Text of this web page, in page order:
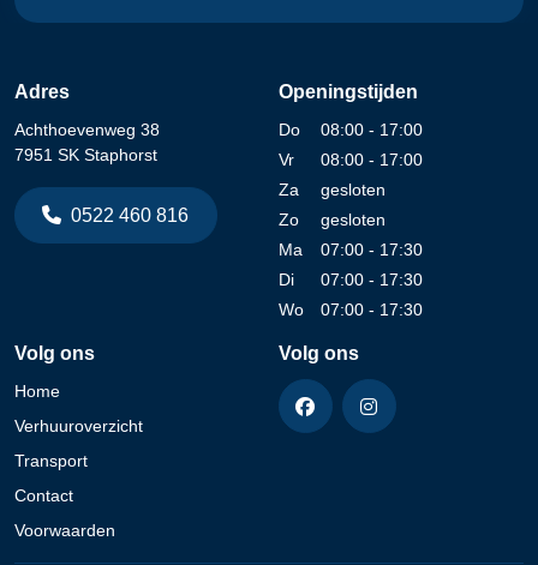
Adres
Achthoevenweg 38
7951 SK Staphorst
0522 460 816
Openingstijden
Do
08:00 - 17:00
Vr
08:00 - 17:00
Za
gesloten
Zo
gesloten
Ma
07:00 - 17:30
Di
07:00 - 17:30
Wo
07:00 - 17:30
Volg ons
Home
Verhuuroverzicht
Transport
Contact
Voorwaarden
Volg ons